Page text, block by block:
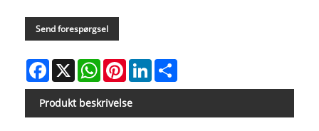
Send forespørgsel
Facebook
X WhatsAppPinterestLinkedIn
Produkt beskrivelse